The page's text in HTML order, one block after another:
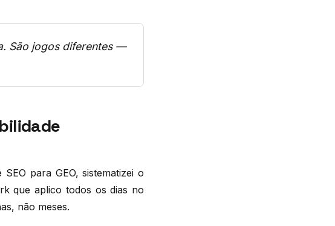
São jogos diferentes —
para GEO, sistematizei o
que aplico todos os dias no
não meses.